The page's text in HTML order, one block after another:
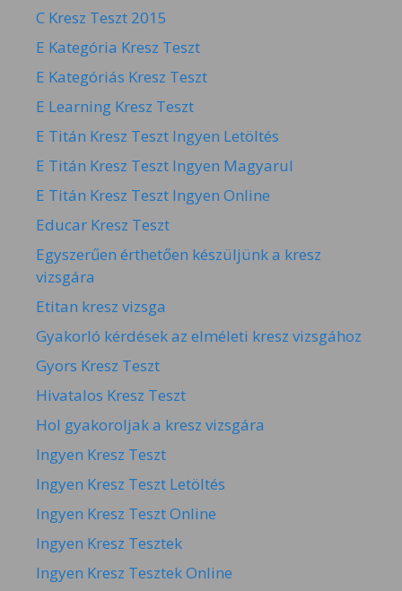
C Kresz Teszt 2015
E Kategória Kresz Teszt
E Kategóriás Kresz Teszt
E Learning Kresz Teszt
E Titán Kresz Teszt Ingyen Letöltés
E Titán Kresz Teszt Ingyen Magyarul
E Titán Kresz Teszt Ingyen Online
Educar Kresz Teszt
Egyszerűen érthetően készüljünk a kresz
vizsgára
Etitan kresz vizsga
Gyakorló kérdések az elméleti kresz vizsgához
Gyors Kresz Teszt
Hivatalos Kresz Teszt
Hol gyakoroljak a kresz vizsgára
Ingyen Kresz Teszt
Ingyen Kresz Teszt Letöltés
Ingyen Kresz Teszt Online
Ingyen Kresz Tesztek
Ingyen Kresz Tesztek Online